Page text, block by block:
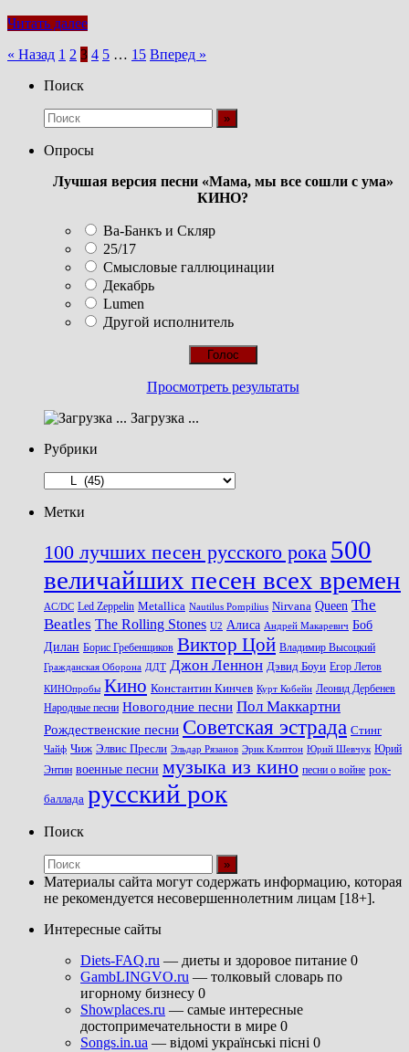
Читать далее
Пагинация
записей
« Назад 1 2 3 4 5 … 15 Вперед »
Поиск
Опросы
Лучшая версия песни «Мама, мы все сошли с ума»
КИНО?
Ва-Банкъ и Скляр
25/17
Смысловые галлюцинации
Декабрь
Lumen
Другой исполнитель
Просмотреть результаты
Загрузка ...
Рубрики
Рубрики
Метки
100 лучших песен русского рока 500
величайших песен всех времен
AC/DC Led Zeppelin Metallica Nautilus Pompilius Nirvana Queen The
Beatles The Rolling Stones U2 Алиса Андрей Макаревич Боб
Дилан Борис Гребенщиков Виктор Цой Владимир Высоцкий
Гражданская Оборона ДДТ Джон Леннон Дэвид Боуи Егор Летов
КИНОпробы Кино Константин Кинчев Курт Кобейн Леонид Дербенев
Народные песни Новогодние песни Пол Маккартни
Рождественские песни Советская эстрада Стинг
Чайф Чиж Элвис Пресли Эльдар Рязанов Эрик Клэптон Юрий Шевчук Юрий
Энтин военные песни музыка из кино песни о войне рок-
баллада русский рок
Поиск
Материалы сайта могут содержать информацию, которая
не рекомендуется несовершеннолетним лицам [18+].
Интересные сайты
Diets-FAQ.ru — диеты и здоровое питание 0
GambLINGVO.ru — толковый словарь по
игорному бизнесу 0
Showplaces.ru — самые интересные
достопримечательности в мире 0
Songs.in.ua — відомі українські пісні 0